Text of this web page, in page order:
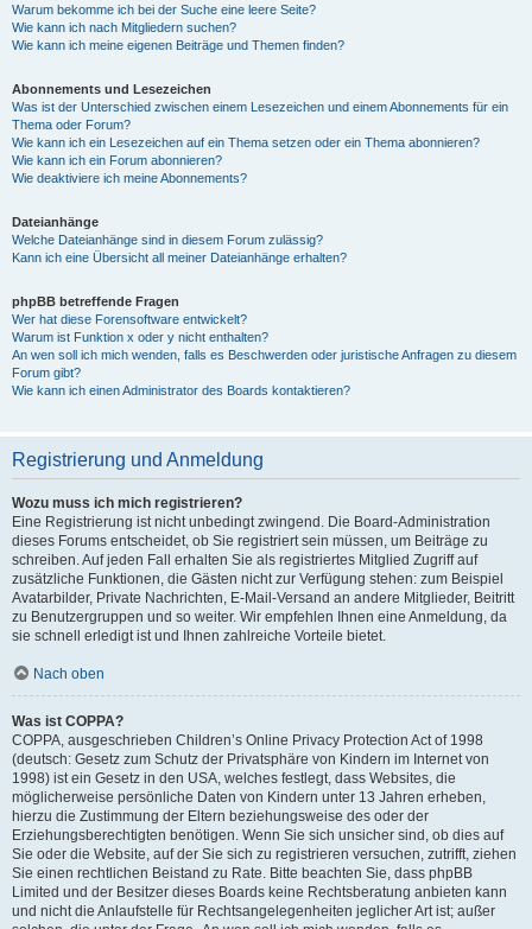
Warum bekomme ich bei der Suche eine leere Seite?
Wie kann ich nach Mitgliedern suchen?
Wie kann ich meine eigenen Beiträge und Themen finden?
Abonnements und Lesezeichen
Was ist der Unterschied zwischen einem Lesezeichen und einem Abonnements für ein
Thema oder Forum?
Wie kann ich ein Lesezeichen auf ein Thema setzen oder ein Thema abonnieren?
Wie kann ich ein Forum abonnieren?
Wie deaktiviere ich meine Abonnements?
Dateianhänge
Welche Dateianhänge sind in diesem Forum zulässig?
Kann ich eine Übersicht all meiner Dateianhänge erhalten?
phpBB betreffende Fragen
Wer hat diese Forensoftware entwickelt?
Warum ist Funktion x oder y nicht enthalten?
An wen soll ich mich wenden, falls es Beschwerden oder juristische Anfragen zu diesem
Forum gibt?
Wie kann ich einen Administrator des Boards kontaktieren?
Registrierung und Anmeldung
Wozu muss ich mich registrieren?
Eine Registrierung ist nicht unbedingt zwingend. Die Board-Administration
dieses Forums entscheidet, ob Sie registriert sein müssen, um Beiträge zu
schreiben. Auf jeden Fall erhalten Sie als registriertes Mitglied Zugriff auf
zusätzliche Funktionen, die Gästen nicht zur Verfügung stehen: zum Beispiel
Avatarbilder, Private Nachrichten, E-Mail-Versand an andere Mitglieder, Beitritt
zu Benutzergruppen und so weiter. Wir empfehlen Ihnen eine Anmeldung, da
sie schnell erledigt ist und Ihnen zahlreiche Vorteile bietet.
Nach oben
Was ist COPPA?
COPPA, ausgeschrieben Children’s Online Privacy Protection Act of 1998
(deutsch: Gesetz zum Schutz der Privatsphäre von Kindern im Internet von
1998) ist ein Gesetz in den USA, welches festlegt, dass Websites, die
möglicherweise persönliche Daten von Kindern unter 13 Jahren erheben,
hierzu die Zustimmung der Eltern beziehungsweise des oder der
Erziehungsberechtigten benötigen. Wenn Sie sich unsicher sind, ob dies auf
Sie oder die Website, auf der Sie sich zu registrieren versuchen, zutrifft, ziehen
Sie einen rechtlichen Beistand zu Rate. Bitte beachten Sie, dass phpBB
Limited und der Besitzer dieses Boards keine Rechtsberatung anbieten kann
und nicht die Anlaufstelle für Rechtsangelegenheiten jeglicher Art ist; außer